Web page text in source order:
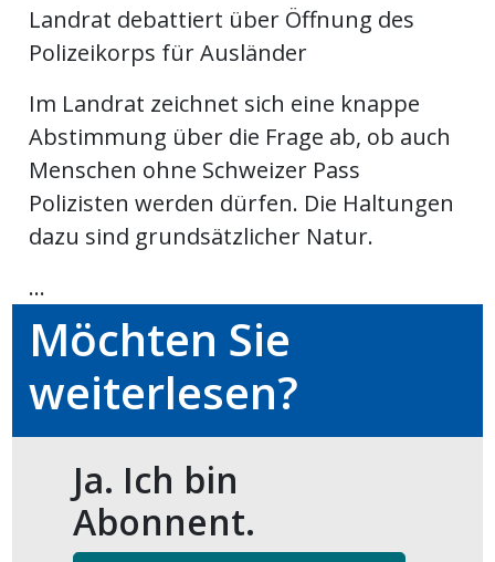
Landrat debattiert über Öffnung des
Polizeikorps für Ausländer
Im Landrat zeichnet sich eine knappe
Abstimmung über die Frage ab, ob auch
Menschen ohne Schweizer Pass
Polizisten werden dürfen. Die Haltungen
dazu sind grundsätzlicher Natur.
...
Möchten Sie
weiterlesen?
Ja. Ich bin
Abonnent.